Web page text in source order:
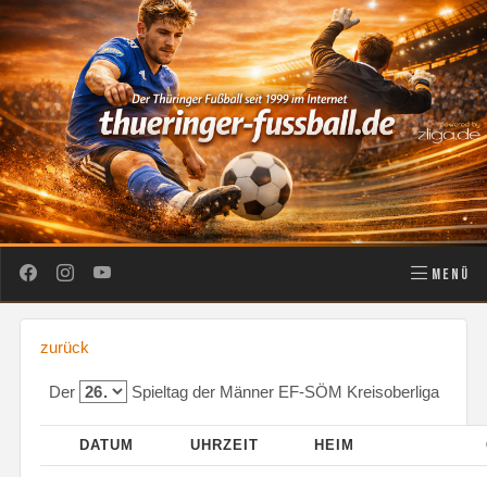
MENÜ
zurück
Der Spieltag der Männer EF-SÖM Kreisoberliga
DATUM UHRZEIT HEIM